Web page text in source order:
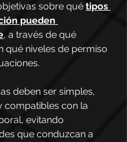
sobre qué tipos
pueden
, a través de qué
qué niveles de permiso
deben ser simples,
compatibles con la
evitando
que conduzcan a